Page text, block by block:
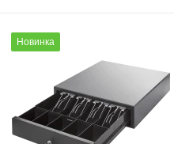
Новинка